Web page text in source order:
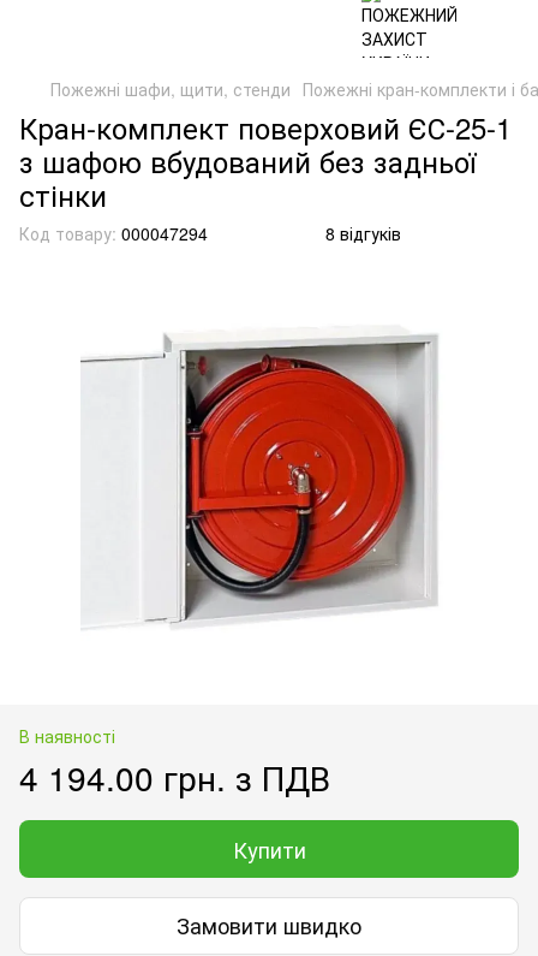
Пожежні шафи, щити, стенди Пожежні кран-комплекти і
Кран-комплект поверховий ЄС-25-1
з шафою вбудований без задньої
стінки
Код товару: 000047294 8 відгуків
В наявності
4 194.00 грн. з ПДВ
Купити
Замовити швидко